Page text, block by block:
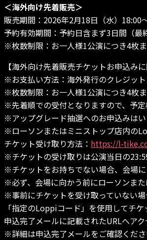
＜海外向け先着販売＞
販売期間：2026年2月18日（水）18:00
予約有効期間：予約日含まず3日間（最
※枚数制限：お一人様1公演につき4枚
【海外向け先着販売チケットお申込み
※お支払い方法：海外発行のクレジッ
※枚数制限：お一人様1公演につき4枚ま
※先着順での受付となりますので、予定
※アップグレード抽選へのお申込みはい
※ローソンまたはミニストップ店内の
チケット受け取り方法： https://l-
※チケットの受け取りは公演当日の
※チケットをお持ちでない場合、会場に
※必ず、会場に向かう前にローソンま
※事前にチケットを受け取っていない
「指定のLoppiコード」を使用してチケ
申込完了メールに記載されたURLへア
※詳細は申込完了メールをご確認くださ